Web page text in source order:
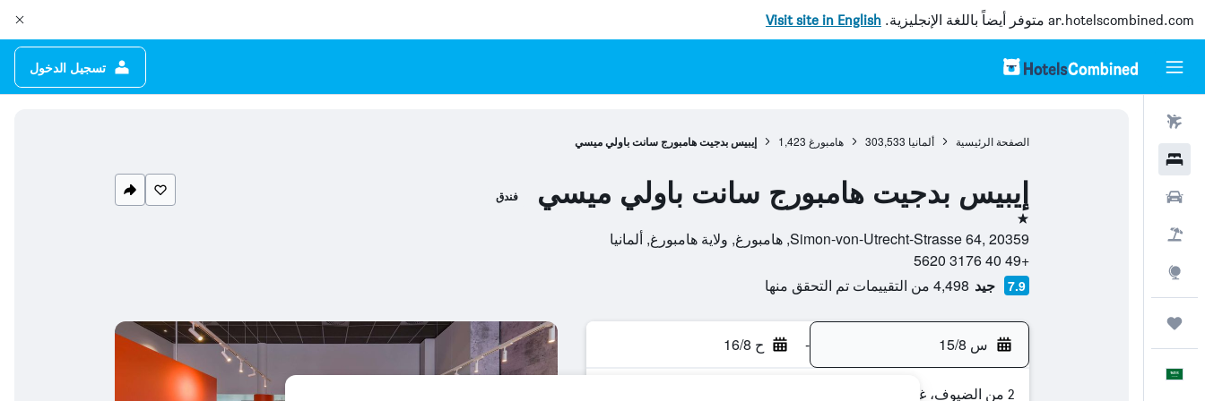
ar.hotelscombined.com متوفر أيضاً باللغة الإنجليزية. Visit site in English
تسجيل الدخول
الصفحة الرئيسية ألمانيا 303,533 هامبورغ 1,423 إيبيس بدجيت هامبورج سانت باولي ميسي
إيبيس بدجيت هامبورج سانت باولي ميسي فندق
نجمة واحدة
Simon-von-Utrecht-Strasse 64, 20359, هامبورغ, ولاية هامبورغ, ألمانيا
+49 40 3176 5620
7.9 جيد 4,498 من التقييمات تم التحقق منها
س 15/8 - ح 16/8
2 من الضيوف، غرفة واحدة